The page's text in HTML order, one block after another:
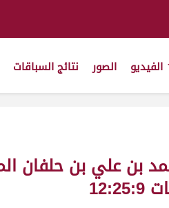
الصور نتائج السباقات